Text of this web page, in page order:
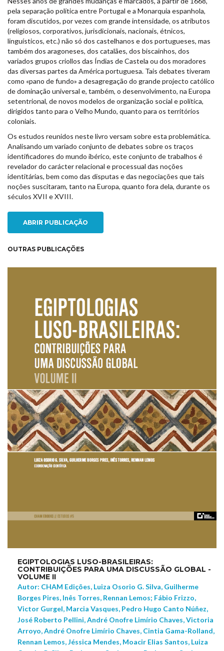
pela separação política entre Portugal e a Monarquia espanhola,
foram discutidos, por vezes com grande intensidade, os atributos
(religiosos, corporativos, jurisdicionais, nacionais, étnicos,
linguísticos, etc.) não só dos castelhanos e dos portugueses, mas
também dos aragoneses, dos catalães, dos biscainhos, dos
variados grupos criollos das Índias de Castela ou dos moradores
das diversas partes da América portuguesa. Tais debates tiveram
como «pano de fundo» a desagregação do grande projecto católico
de dominação universal e, também, o desenvolvimento, na Europa
setentrional, de novos modelos de organização social e política,
dirigidos tanto para o Velho Mundo, quanto para os territórios
coloniais.
Os estudos reunidos neste livro versam sobre esta problemática.
Analisando um variado conjunto de debates sobre os traços
identificadores do mundo ibérico, este conjunto de trabalhos é
revelador do carácter relacional e processual das noções
identitárias, bem como das disputas e das negociações que tais
noções suscitaram, tanto na Europa, quanto fora dela, durante os
séculos XVII e XVIII.
ABRIR PUBLICAÇÃO
OUTRAS PUBLICAÇÕES
EGIPTOLOGIAS LUSO-BRASILEIRAS:
CONTRIBUIÇÕES PARA UMA DISCUSSÃO GLOBAL -
VOLUME II
Autor: CHAM Edições, Luiza Osorio G. Silva, Guilherme
Borges Pires, Inês Torres, Rennan Lemos; Fábio Frizzo,
Victor Gurgel, Marcia Vasques, Pedro Hugo Canto Núñez,
José Roberto Pellini, André Onofre Limírio Chaves, Victoria
Arroyo, André Onofre Limírio Chaves, Cintia Gama-Rolland,
Rennan Lemos, Jéssica Mendes, Moacir Elias Santos, Luiza